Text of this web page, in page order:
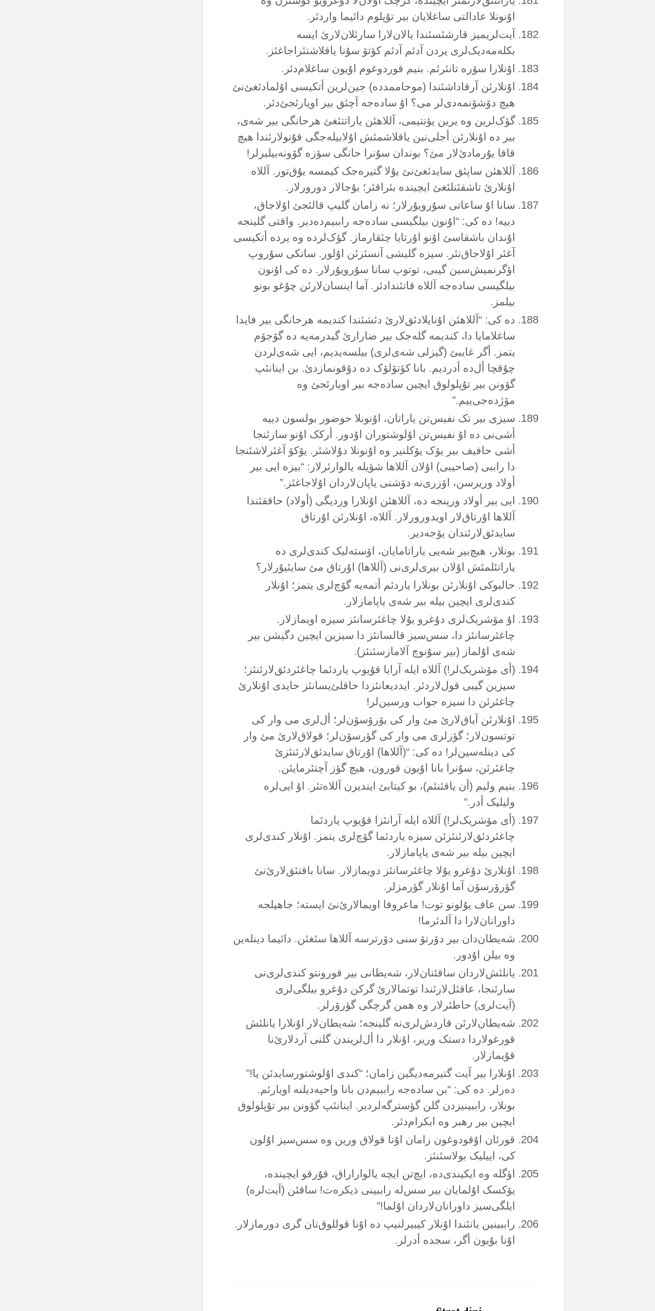
اۇنونلا عادالتی ساغلایان بیر تۇپلوم دائیما واردئر.
آیت‌لریمیز قارشئسئندا یالان‌لارا سارئلان‌لارئ ایسە
بکلەمەدیک‌لری یردن آدئم آدئم کؤتۆ سۇنا یاقلاشتئراجاغئز.
اۇنلارا سۆرە تانئرئم. بنیم قوردوغوم اۇیون ساغلام‌دئر.
اۇنلارئن آرقاداشئندا (موحاممددە) جین‌لرین أتکیسی اۇلمادئغئ‌نئ
هیچ دۆشۆنمەدی‌لر می؟ اۇ سادەجە آچئق بیر اویارئجئ‌دئر.
گؤک‌لرین وە یرین یؤنتیمی، آللاهئن یاراتتئغئ هرحانگی بیر شەی،
بیر دە اۇنلارئن أجلی‌نین یاقلاشمئش اۇلابیلەجگی قۇنولارئندا هیچ
قافا یۇرمادئ‌لار مئ؟ بوندان سۇنرا حانگی سؤزە گۆونەبیلیرلر!
آللاهئن ساپئق سایدئغئ‌نئ یۇلا گتیرەجک کیمسە یۇق‌تور. آللاە
اۇنلارئ تاشقئنلئغئ ایچیندە بئراقئر؛ بۇجالار دورورلار.
سانا اۇ ساعاتی سۇرویۇرلار؛ نە زامان گلیپ قالئجئ اۇلاجاق،
دییە! دە کی: “اۇنون بیلگیسی سادەجە راببیم‌دەدیر. واقتی گلینجە
اۇندان باشقاسئ اۇنو اۇرتایا چئقارماز. گؤک‌لردە وە یردە أتکیسی
آغئر اۇلاجاق‌تئر. سیزە گلیشی آنسئزئن اۇلور. سانکی سۇروپ
اؤگرنمیش‌سین گیبی، توتوپ سانا سۇرویۇرلار. دە کی اۇنون
بیلگیسی سادەجە آللاە قاتئندادئر. آما اینسان‌لارئن چۇغو بونو
بیلمز.
دە کی: “آللاهئن اۇنایلادئق‌لارئ دئشئندا کندیمە هرحانگی بیر فایدا
ساغلامایا دا، کندیمە گلەجک بیر ضارارئ گیدرمەیە دە گۆجۆم
یتمز. أگر غایبئ (گیزلی شەی‌لری) بیلسەیدیم، ایی شەی‌لردن
چۇقچا أل‌دە أدردیم. بانا کؤتۆلۆک دە دۇقونمازدئ. بن اینانئپ
گۆونن بیر تۇپلولوق ایچین سادەجە بیر اویارئجئ وە
مۆژدەجی‌ییم.”
سیزی بیر تک نفیس‌تن یاراتان، اۇنونلا حوضور بولسون دییە
أشی‌نی دە اۇ نفیس‌تن اۇلوشتوران اۇدور. أرکک اۇنو سارئنجا
أشی حافیف بیر یۆک یۆکلنیر وە اۇنونلا دۇلاشئر. یۆکۆ آغئرلاشئنجا
دا راببی (صاحیبی) اۇلان آللاها شؤیلە یالوارئرلار: “بیزە ایی بیر
أولاد وریرسن، اۆزری‌نە دۆشنی یاپان‌لاردان اۇلاجاغئز.”
ایی بیر أولاد ورینجە دە، آللاهئن اۇنلارا وردیگی (أولاد) حاققئندا
آللاها اۇرتاق‌لار اویدورورلار. آللاە، اۇنلارئن اۇرتاق
سایدئق‌لارئندان یۆجەدیر.
بونلار، هیچ‌بیر شەیی یاراتامایان، اۆستەلیک کندی‌لری دە
یاراتئلمئش اۇلان بیری‌لری‌نی (آللاها) اۇرتاق مئ سایئیۇرلار؟
حالبوکی اۇنلارئن بونلارا یاردئم أتمەیە گۆچ‌لری یتمز؛ اۇنلار
کندی‌لری ایچین بیلە بیر شەی یاپامازلار.
اۇ مۆشریک‌لری دۇغرو یۇلا چاغئرسانئز سیزە اویمازلار.
چاغئرسانئز دا، سس‌سیز قالسانئز دا سیزین ایچین دگیشن بیر
شەی اۇلماز (بیر سۇنوچ آلامازسئنئز).
(أی مۆشریک‌لر!) آللاە ایلە آرایا قۇیوپ یاردئما چاغئردئق‌لارئنئز؛
سیزین گیبی قول‌لاردئر. ایددیعانئزدا حاقلئ‌یسانئز حایدی اۇنلارئ
چاغئرئن دا سیزە جواب ورسین‌لر!
اۇنلارئن آیاق‌لارئ مئ وار کی یۆرۆسۆن‌لر؛ أل‌لری می وار کی
توتسون‌لار؛ گؤزلری می وار کی گؤرسۆن‌لر؛ قولاق‌لارئ مئ وار
کی دینلەسین‌لر! دە کی: “(آللاها) اۇرتاق سایدئق‌لارئنئزئ
چاغئرئن، سۇنرا بانا اۇیون قورون، هیچ گؤز آچتئرمایئن.
بنیم ولیم (أن یاقئنئم)، بو کیتابئ ایندیرن آللاەتئر. اۇ ایی‌لرە
ولیلیک أدر.”
(أی مۆشریک‌لر!) آللاە ایلە آرانئزا قۇیوپ یاردئما
چاغئردئق‌لارئنئزئن سیزە یاردئما گۆچ‌لری یتمز. اۇنلار کندی‌لری
ایچین بیلە بیر شەی یاپامازلار.
اۇنلارئ دۇغرو یۇلا چاغئرسانئز دویمازلار. سانا باقتئق‌لارئ‌نئ
گؤرۆرسۆن آما اۇنلار گؤرمزلر.
سن عاف یۇلونو توت! ماعروفا اویمالارئ‌نئ ایستە؛ جاهیلجە
داورانان‌لارا دا آلدئرما!
شەیطان‌دان بیر دۆرتۆ سنی دۆرترسە آللاها سئغئن. دائیما دینلەین
وە بیلن اۇدور.
یانلئش‌لاردان ساقئنان‌لار، شەیطانی بیر قورونتو کندی‌لری‌نی
سارئنجا، عاقئل‌لارئندا توتمالارئ گرکن دۇغرو بیلگی‌لری
(آیت‌لری) حاطئرلار وە همن گرچگی گؤرۆرلر.
شەیطان‌لارئن قاردش‌لری‌نە گلینجە؛ شەیطان‌لار اۇنلارا یانلئش
قورغولاردا دستک وریر، اۇنلار دا أل‌لریندن گلنی آردلارئ‌نا
قۇیمازلار.
اۇنلارا بیر آیت گتیرمەدیگین زامان؛ “کندی اۇلوشتورسایدئن یا!”
دەرلر. دە کی: “بن سادەجە راببیم‌دن بانا واحیەدیلنە اویارئم.
بونلار، راببینیزدن گلن گؤسترگەلردیر. اینانئپ گۆونن بیر تۇپلولوق
ایچین بیر رهبر وە ایکرام‌دئر.
قورئان اۇقودوغون زامان اۇنا قولاق ورین وە سس‌سیز اۇلون
کی، اییلیک بولاسئنئز.
اؤگلە وە ایکیندی‌دە، ایچ‌تن ایچە یالواراراق، قۇرقو ایچیندە،
یۆکسک اۇلمایان بیر سس‌لە راببینی ذیکرەت! ساقئن (آیت‌لرە)
ایلگی‌سیز داورانان‌لاردان اۇلما!”
راببینین یانئندا اۇنلار کیبیرلنیپ دە اۇنا قوللوق‌تان گری دورمازلار.
اۇنا بۇیون أگر، سجدە أدرلر.